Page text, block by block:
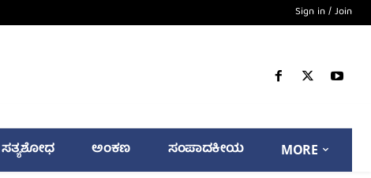
Sign in / Join
ಸತ್ಯಶೋಧ ಅಂಕಣ ಸಂಪಾದಕೀಯ MORE